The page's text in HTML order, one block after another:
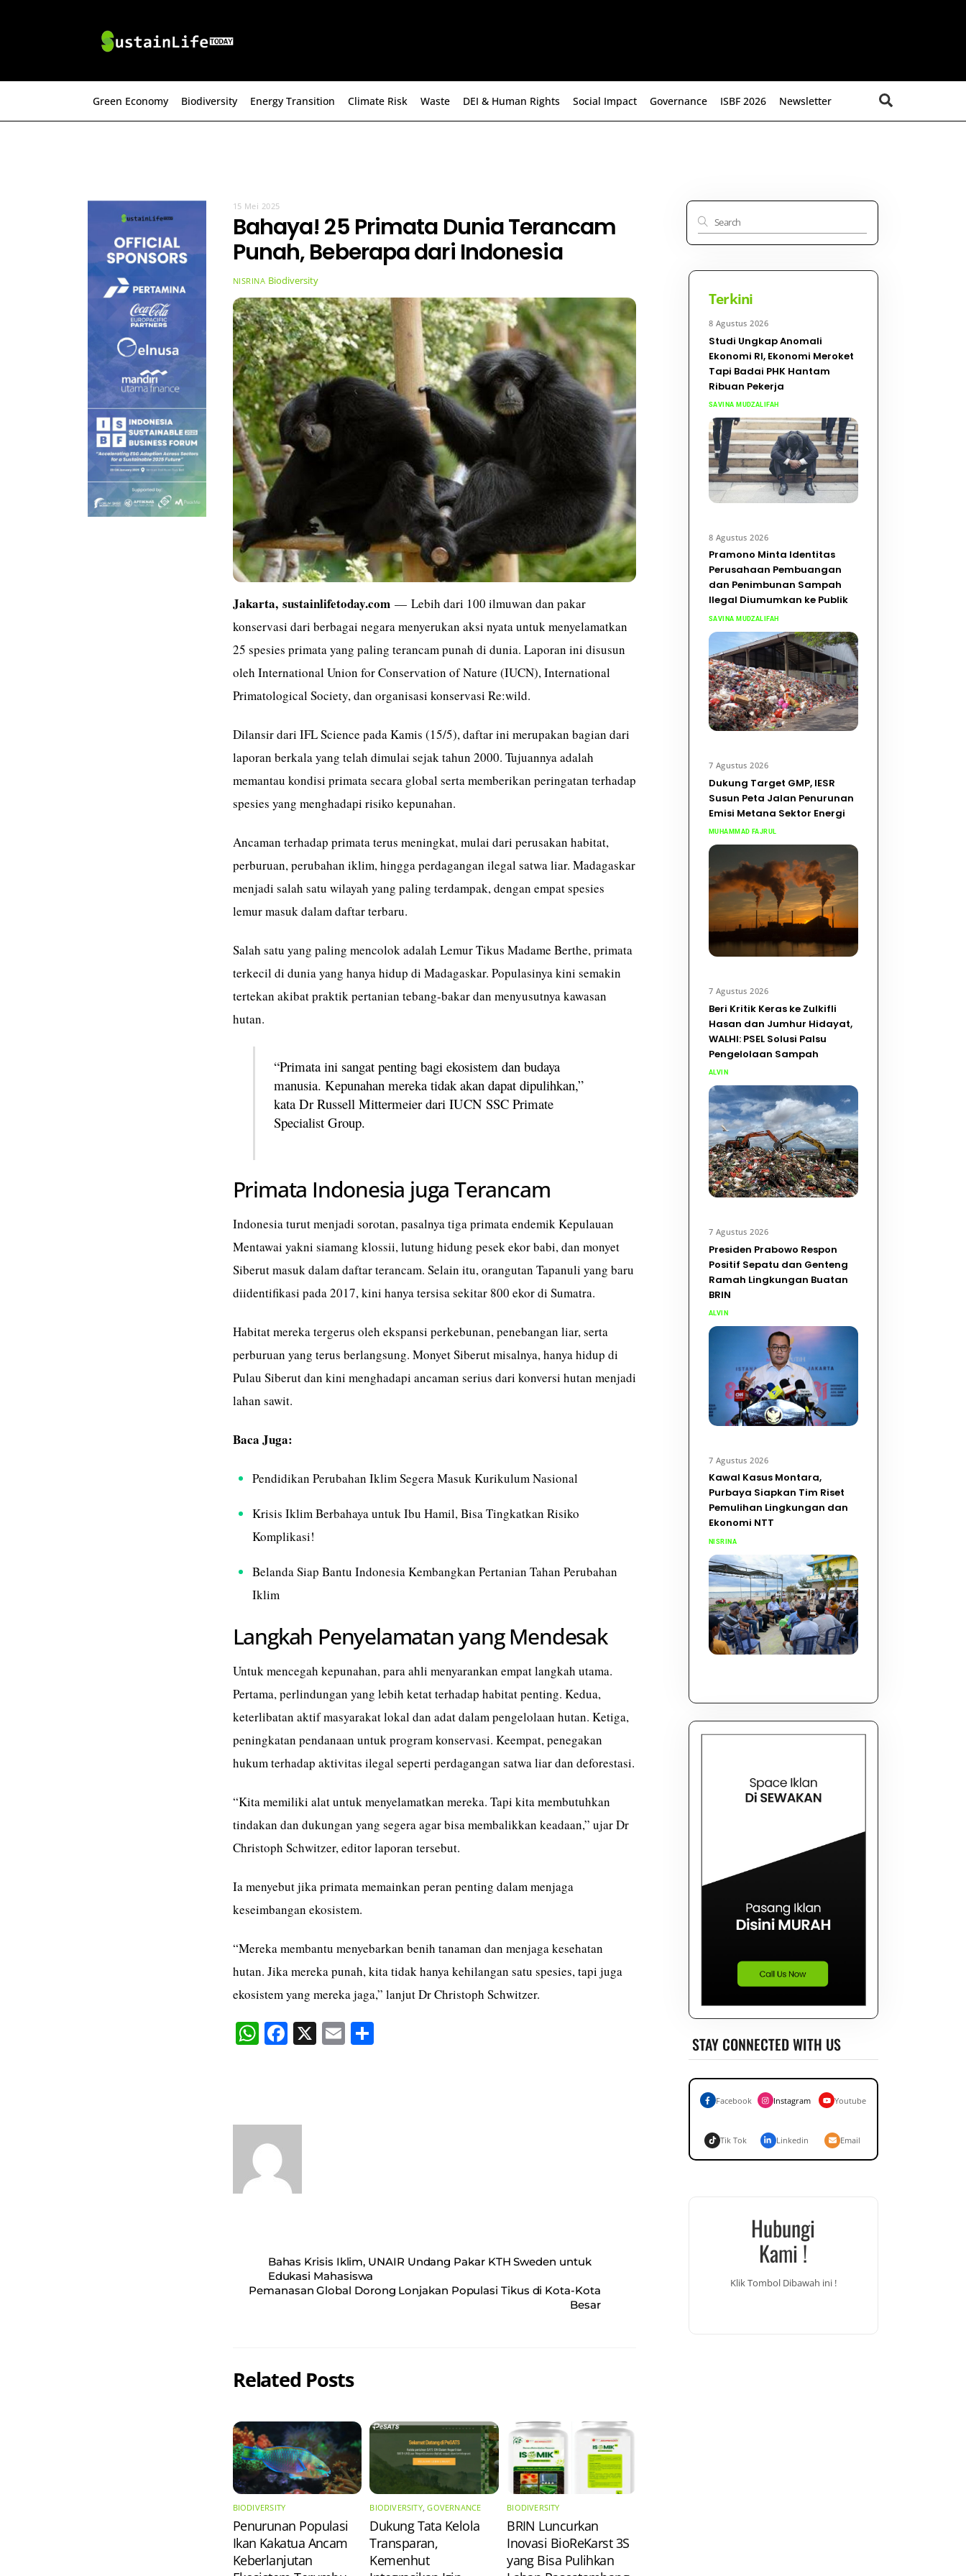
Green Economy Biodiversity Energy Transition Climate Risk Waste DEI & Human Rights Social Impact Governance ISBF 2026 Newsletter
15 Mei 2025
Bahaya! 25 Primata Dunia Terancam
Punah, Beberapa dari Indonesia
NISRINA Biodiversity
Jakarta, sustainlifetoday.com — Lebih dari 100 ilmuwan dan pakar
konservasi dari berbagai negara menyerukan aksi nyata untuk menyelamatkan
25 spesies primata yang paling terancam punah di dunia. Laporan ini disusun
oleh International Union for Conservation of Nature (IUCN), International
Primatological Society, dan organisasi konservasi Re:wild.
Dilansir dari IFL Science pada Kamis (15/5), daftar ini merupakan bagian dari
laporan berkala yang telah dimulai sejak tahun 2000. Tujuannya adalah
memantau kondisi primata secara global serta memberikan peringatan terhadap
spesies yang menghadapi risiko kepunahan.
Ancaman terhadap primata terus meningkat, mulai dari perusakan habitat,
perburuan, perubahan iklim, hingga perdagangan ilegal satwa liar. Madagaskar
menjadi salah satu wilayah yang paling terdampak, dengan empat spesies
lemur masuk dalam daftar terbaru.
Salah satu yang paling mencolok adalah Lemur Tikus Madame Berthe, primata
terkecil di dunia yang hanya hidup di Madagaskar. Populasinya kini semakin
tertekan akibat praktik pertanian tebang-bakar dan menyusutnya kawasan
hutan.
“Primata ini sangat penting bagi ekosistem dan budaya
manusia. Kepunahan mereka tidak akan dapat dipulihkan,”
kata Dr Russell Mittermeier dari IUCN SSC Primate
Specialist Group.
Primata Indonesia juga Terancam
Indonesia turut menjadi sorotan, pasalnya tiga primata endemik Kepulauan
Mentawai yakni siamang klossii, lutung hidung pesek ekor babi, dan monyet
Siberut masuk dalam daftar terancam. Selain itu, orangutan Tapanuli yang baru
diidentifikasi pada 2017, kini hanya tersisa sekitar 800 ekor di Sumatra.
Habitat mereka tergerus oleh ekspansi perkebunan, penebangan liar, serta
perburuan yang terus berlangsung. Monyet Siberut misalnya, hanya hidup di
Pulau Siberut dan kini menghadapi ancaman serius dari konversi hutan menjadi
lahan sawit.
Baca Juga:
Pendidikan Perubahan Iklim Segera Masuk Kurikulum Nasional
Krisis Iklim Berbahaya untuk Ibu Hamil, Bisa Tingkatkan Risiko
Komplikasi!
Belanda Siap Bantu Indonesia Kembangkan Pertanian Tahan Perubahan
Iklim
Langkah Penyelamatan yang Mendesak
Untuk mencegah kepunahan, para ahli menyarankan empat langkah utama.
Pertama, perlindungan yang lebih ketat terhadap habitat penting. Kedua,
keterlibatan aktif masyarakat lokal dan adat dalam pengelolaan hutan. Ketiga,
peningkatan pendanaan untuk program konservasi. Keempat, penegakan
hukum terhadap aktivitas ilegal seperti perdagangan satwa liar dan deforestasi.
“Kita memiliki alat untuk menyelamatkan mereka. Tapi kita membutuhkan
tindakan dan dukungan yang segera agar bisa membalikkan keadaan,” ujar Dr
Christoph Schwitzer, editor laporan tersebut.
Ia menyebut jika primata memainkan peran penting dalam menjaga
keseimbangan ekosistem.
“Mereka membantu menyebarkan benih tanaman dan menjaga kesehatan
hutan. Jika mereka punah, kita tidak hanya kehilangan satu spesies, tapi juga
ekosistem yang mereka jaga,” lanjut Dr Christoph Schwitzer.
W
pp
Fa X E S
Bahas Krisis Iklim, UNAIR Undang Pakar KTH Sweden untuk
Edukasi Mahasiswa
Pemanasan Global Dorong Lonjakan Populasi Tikus di Kota-Kota
Besar
Related Posts
BIODIVERSITY
Penurunan Populasi
Ikan Kakatua Ancam
Keberlanjutan
BIODIVERSITY,GOVERNANCE
Dukung Tata Kelola
Transparan,
Kemenhut
BIODIVERSITY
​BRIN Luncurkan
Inovasi BioReKarst 3S
yang Bisa Pulihkan
Terkini
8 Agustus 2026
Studi Ungkap Anomali
Ekonomi RI, Ekonomi Meroket
Tapi Badai PHK Hantam
Ribuan Pekerja
SAVINA MUDZALIFAH
8 Agustus 2026
Pramono Minta Identitas
Perusahaan Pembuangan
dan Penimbunan Sampah
Ilegal Diumumkan ke Publik
SAVINA MUDZALIFAH
7 Agustus 2026
Dukung Target GMP, IESR
Susun Peta Jalan Penurunan
Emisi Metana Sektor Energi
MUHAMMAD FAJRUL
7 Agustus 2026
Beri Kritik Keras ke Zulkifli
Hasan dan Jumhur Hidayat,
WALHI: PSEL Solusi Palsu
Pengelolaan Sampah
ALVIN
7 Agustus 2026
Presiden Prabowo Respon
Positif Sepatu dan Genteng
Ramah Lingkungan Buatan
BRIN
ALVIN
7 Agustus 2026
Kawal Kasus Montara,
Purbaya Siapkan Tim Riset
Pemulihan Lingkungan dan
Ekonomi NTT
NISRINA
STAY CONNECTED WITH US
Facebook Instagram Youtube
Tik Tok Linkedin Email
Hubungi
Kami !
Klik Tombol Dibawah ini !